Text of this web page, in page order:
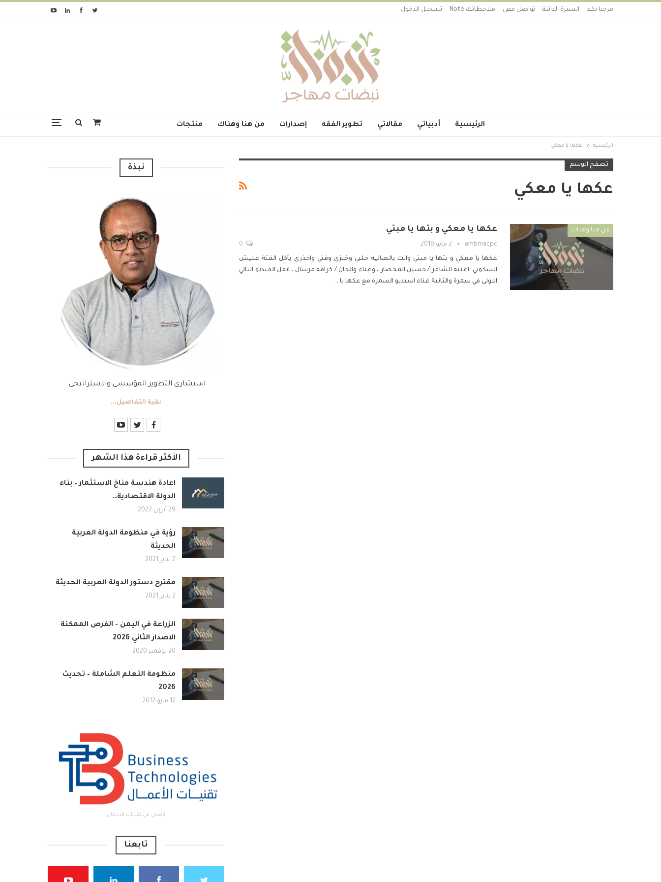
مرحبا بكم السيرة الذاتية تواصل معي ملاحظاتك Note تسجيل الدخول
الرئيسية أدبياتي مقالاتي تطوير الفقه إصدارات من هنا وهناك منتجات
الرئيسية عكها يا معكي
تصفح الوسم
عكها يا معكي
من هنا وهناك عكها يا معكي و بتها يا مبتي
ambmacpc 2 مايو 2019
عكها يا معكي و بتها يا مبتي وانت يالصالية حلبي وخبزي وفتي واحذري يأكل الفتة عليش
السكوتي اغنية الشاعر / حسين المحضار ، وغناء والحان / كرامة مرسال ، انقل الفيديو التالي
الاولى في سمرة والثانية غناء استديو السمرة مع عكها يا…
نبذة
استشاري التطوير المؤسسي والاستراتيجي.
بقية التفاصيل...
الأكثر قراءة هذا الشهر
اعادة هندسة مناخ الاستثمار – بناء
الدولة الاقتصادية…
29 أبريل 2022
رؤية في منظومة الدولة العربية
الحديثة
2 يناير 2021
مقترح دستور الدولة العربية الحديثة
2 يناير 2021
الزراعة في اليمن – الفرص الممكنة
الاصدار الثاني 2026
20 نوفمبر 2020
منظومة التعلم الشاملة – تحديث
2026
12 مايو 2012
تابعني في تقنيات الاعمال
تابعنا